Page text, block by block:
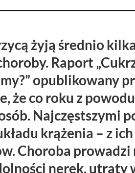
żyją średnio
Raport
opublikowany
że co roku z
Najczęstszymi
krążenia – z
Choroba
nerek, utraty